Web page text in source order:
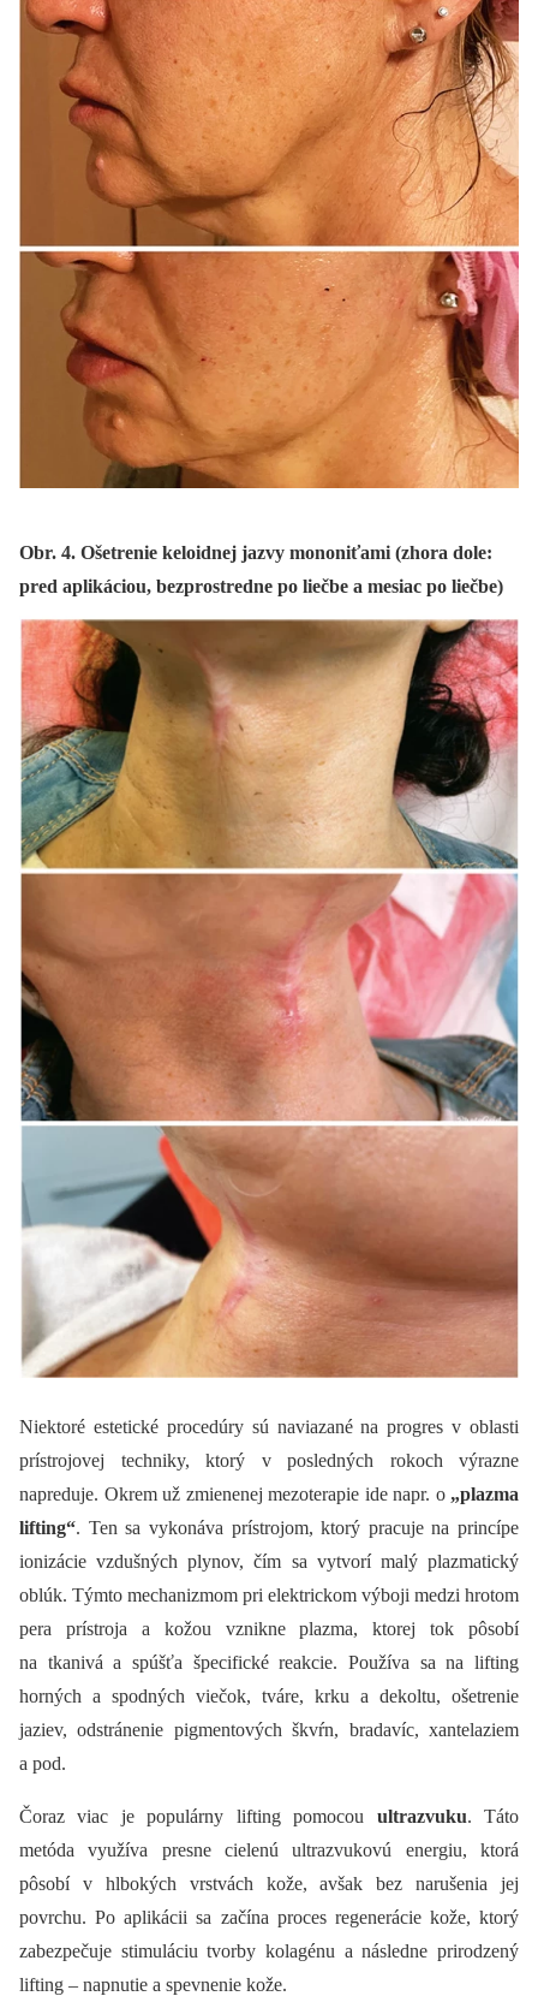
Obr. 4. Ošetrenie keloidnej jazvy mononiťami (zhora dole:
pred aplikáciou, bezprostredne po liečbe a mesiac po liečbe)
Niektoré estetické procedúry sú naviazané na progres v oblasti
prístrojovej techniky, ktorý v posledných rokoch výrazne
napreduje. Okrem už zmienenej mezoterapie ide napr. o „plazma
lifting“. Ten sa vykonáva prístrojom, ktorý pracuje na princípe
ionizácie vzdušných plynov, čím sa vytvorí malý plazmatický
oblúk. Týmto mechanizmom pri elektrickom výboji medzi hrotom
pera prístroja a kožou vznikne plazma, ktorej tok pôsobí
na tkanivá a spúšťa špecifické reakcie. Používa sa na lifting
horných a spodných viečok, tváre, krku a dekoltu, ošetrenie
jaziev, odstránenie pigmentových škvŕn, bradavíc, xantelaziem
a pod.
Čoraz viac je populárny lifting pomocou ultrazvuku. Táto
metóda využíva presne cielenú ultrazvukovú energiu, ktorá
pôsobí v hlbokých vrstvách kože, avšak bez narušenia jej
povrchu. Po aplikácii sa začína proces regenerácie kože, ktorý
zabezpečuje stimuláciu tvorby kolagénu a následne prirodzený
lifting –⁠ napnutie a spevnenie kože.